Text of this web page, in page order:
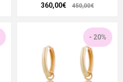
360,00€ 450,00€
- 20%